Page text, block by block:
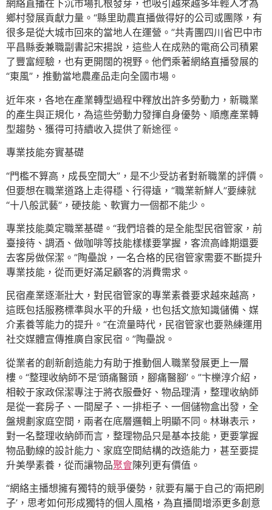
網絡直播在下沉市場扎根發芽，也吸引越來越多年輕人才為
鄉村發展貢獻力量。“縣里助農直播做得好的公司或團隊，有
很多是從大城市回來的當地人在運營。”共青團四川省巴中市
平昌縣委兼職副書記宋揚說，這些人在成熟的電商公司積累
了豐富經驗，也有更開闊的視野。他們乘著網絡直播發展的
“東風”，推動當地農產品走向全國市場。
近年來，各地在產業轉型過程中釋放出許多勞動力，新職業
的產生與正規化，為這些勞動力發揮自身優勢、順應產業轉
型趨勢、獲得可持續收入提供了新途徑。
專業技能夯實基礎
“門檻不算高，成長空間大”，是不少受訪者對新職業的評價。
但要想在職業道路上走得穩、行得遠，“職業新鮮人”要練就
“十八般武藝”，硬技能、軟實力一個都不能少。
專業技能奠定職業基礎。“我們培養的是全能型民宿管家，前
臺接待、調酒、做咖啡等技能樣樣要掌握，客流高峰期還要
去客房做保潔。”陶壘說，一名合格的民宿管家需要不斷提升
專業技能，從而更好滿足顧客的消費需求。
民宿產業逐漸壯大，對民宿管家的專業素養要求越來越高，
這既包括服務標準與水平的升級，也包括文旅知識儲備、媒
介素養等能力的提升。“在流量時代，民宿管家也要熟練運用
社交媒體宣傳推廣自家民宿。”陶壘說。
從業者的創新創造能力有助于推動個人職業發展更上一層
樓。“整理收納師不是‘頭痛醫頭，腳痛醫腳’。”卞櫟淳介紹，
相較于家政保潔專注于將衣服疊好、物品理清，整理收納師
是從一套房子、一間屋子、一排柜子、一個儲物盒出發，全
盤規劃家庭空間，兩者在底層邏輯上明顯不同。林琳表示，
對一名整理收納師而言，整理物品只是基本技能，更要掌握
物品動線的設計能力、家庭空間結構的改造能力，甚至要提
升美學素養，從而讓物品聚會陳列更有價值。
“網絡主播想擁有獨特的競爭優勢，就要有屬于自己的‘兩把刷
子’，思考如何形成獨特的個人風格，為直播間增添更多創意